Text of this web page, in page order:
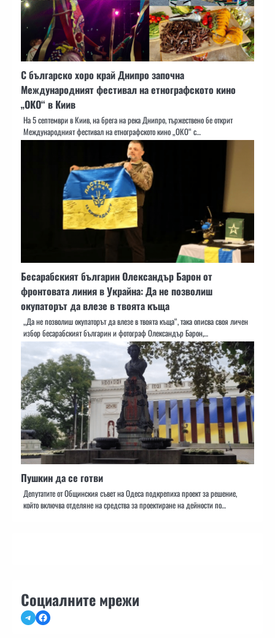
С българско хоро край Днипро започна
Международният фестивал на етнографското кино
„ОКО“ в Киив
На 5 септември в Киив, на брега на река Днипро, тържествено бе открит
Международният фестивал на етнографското кино „ОКО“ с…
Бесарабският българин Олександър Барон от
фронтовата линия в Украйна: Да не позволиш
окупаторът да влезе в твоята къща
„Да не позволиш окупаторът да влезе в твоята къща“, така описва своя личен
избор бесарабският българин и фотограф Олександър Барон,…
Пушкин да се готви
Депутатите от Общинския съвет на Одеса подкрепиха проект за решение,
който включва отделяне на средства за проектиране на дейности по…
Социалните мрежи
TelegramFacebook